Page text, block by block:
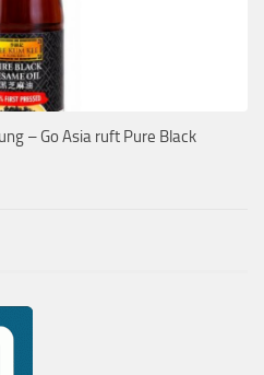
– Go Asia ruft Pure Black